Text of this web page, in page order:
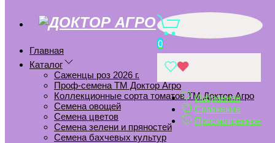
Главная
Каталог
Саженцы роз 2026 г.
Проф-семена ТМ Доктор Агро
Коллекционные сорта томатов ТМ Доктор Агро
Семена овощей
Семена цветов
Семена зелени и пряностей
Семена бахчевых культур
0
Избранное
Сравнение
Просмотренное
5012D Баклажан Эскимо F1 5
Главная
Проф-семена ТМ Доктор Агро
5012D Баклажан Эскимо F1 5 шт
Добавить в избранное
Удалить из избранного